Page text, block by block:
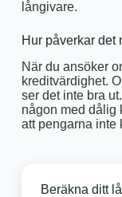
långivare.
Hur påverkar det
När du ansöker
kreditvärdighet.
ser det inte bra
någon med dålig
att pengarna inte
Beräkna ditt